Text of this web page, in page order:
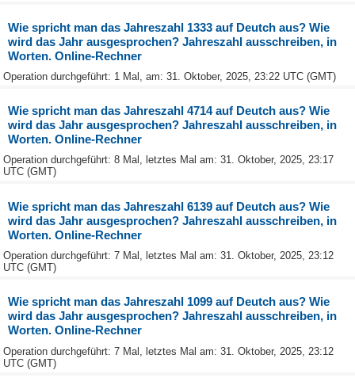
Wie spricht man das Jahreszahl 1333 auf Deutch aus? Wie
wird das Jahr ausgesprochen? Jahreszahl ausschreiben, in
Worten. Online-Rechner
Operation durchgeführt: 1 Mal, am: 31. Oktober, 2025, 23:22 UTC (GMT)
Wie spricht man das Jahreszahl 4714 auf Deutch aus? Wie
wird das Jahr ausgesprochen? Jahreszahl ausschreiben, in
Worten. Online-Rechner
Operation durchgeführt: 8 Mal, letztes Mal am: 31. Oktober, 2025, 23:17
UTC (GMT)
Wie spricht man das Jahreszahl 6139 auf Deutch aus? Wie
wird das Jahr ausgesprochen? Jahreszahl ausschreiben, in
Worten. Online-Rechner
Operation durchgeführt: 7 Mal, letztes Mal am: 31. Oktober, 2025, 23:12
UTC (GMT)
Wie spricht man das Jahreszahl 1099 auf Deutch aus? Wie
wird das Jahr ausgesprochen? Jahreszahl ausschreiben, in
Worten. Online-Rechner
Operation durchgeführt: 7 Mal, letztes Mal am: 31. Oktober, 2025, 23:12
UTC (GMT)